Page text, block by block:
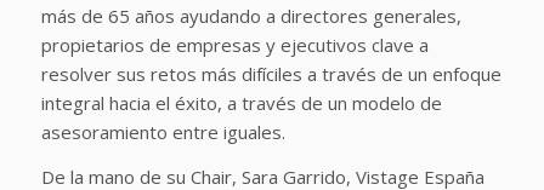
más de 65 años ayudando a directores generales,
propietarios de empresas y ejecutivos clave a
resolver sus retos más difíciles a través de un enfoque
integral hacia el éxito, a través de un modelo de
asesoramiento entre iguales.
De la mano de su Chair, Sara Garrido, Vistage España